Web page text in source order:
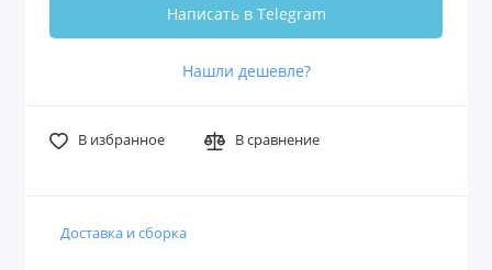
Написать в Telegram
Нашли дешевле?
В избранное В сравнение
Доставка и сборка